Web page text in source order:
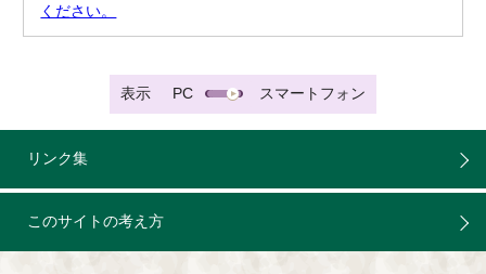
ください。
表示 PC スマートフォン
リンク集
このサイトの考え方